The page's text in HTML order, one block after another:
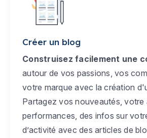
Créer un blog
Construisez facilement une
autour de vos passions, vos
votre marque avec la création
Partagez vos nouveautés, votre
performances, des infos sur
d’activité avec des articles de